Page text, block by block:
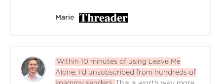
Marie
Within 10 minutes of using Leave Me
Alone, I'd unsubscribed from hundreds of